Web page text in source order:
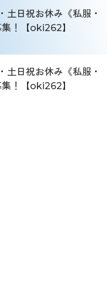
日祝お休み《私服・
！【oki262】
日祝お休み《私服・
！【oki262】